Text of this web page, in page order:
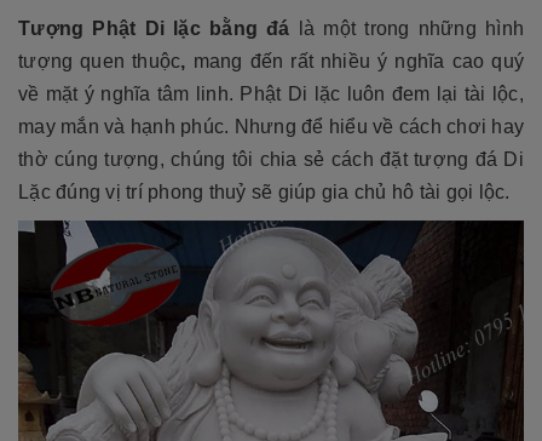
Tượng Phật Di lặc bằng đá
là một trong những hình
tượng quen thuộc, mang đến rất nhiều ý nghĩa cao quý
về mặt ý nghĩa tâm linh. Phật Di lặc luôn đem lại tài lộc,
may mắn và hạnh phúc. Nhưng để hiểu về cách chơi hay
thờ cúng tượng, chúng tôi chia sẻ cách đặt tượng đá Di
Lặc đúng vị trí phong thuỷ sẽ giúp gia chủ hô tài gọi lộc.